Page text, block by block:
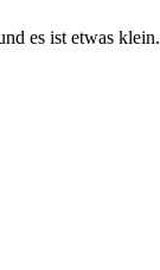
es ist etwas klein.